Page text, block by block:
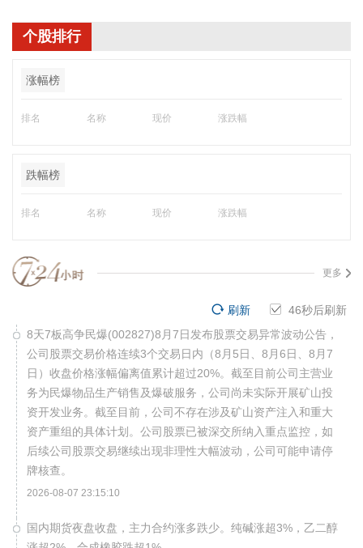
个股排行
涨幅榜
排名 名称 现价 涨跌幅
跌幅榜
排名 名称 现价 涨跌幅
更多
45秒后刷新
刷新
8天7板高争民爆(002827)8月7日发布股票交易异常波动公告，
公司股票交易价格连续3个交易日内（8月5日、8月6日、8月7
日）收盘价格涨幅偏离值累计超过20%。截至目前公司主营业
务为民爆物品生产销售及爆破服务，公司尚未实际开展矿山投
资开发业务。截至目前，公司不存在涉及矿山资产注入和重大
资产重组的具体计划。公司股票已被深交所纳入重点监控，如
后续公司股票交易继续出现非理性大幅波动，公司可能申请停
牌核查。
2026-08-07 23:15:10
国内期货夜盘收盘，主力合约涨多跌少。纯碱涨超3%，乙二醇